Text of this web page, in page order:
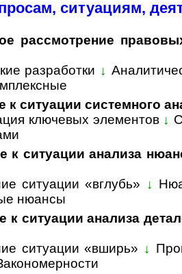
ситуациям,
рассмотрение
разработки ↓
к ситуации системного
ключевых элементов ↓
к ситуации анализа
ситуации «вглубь» ↓
нюансы
к ситуации анализа
ситуации «вширь» ↓